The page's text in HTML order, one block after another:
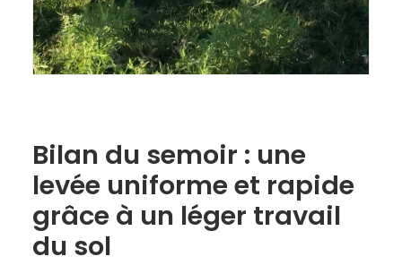
Bilan du semoir : une
levée uniforme et rapide
grâce à un léger travail
du sol